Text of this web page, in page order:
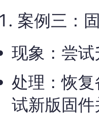
案例三：
现象：尝
处理：恢
试新版固